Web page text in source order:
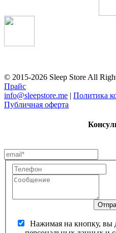
© 2015-2026 Sleep Store All
Прайс
info@sleepstore.me | Политика
Публичная оферта
Нажимая на кнопку, вы